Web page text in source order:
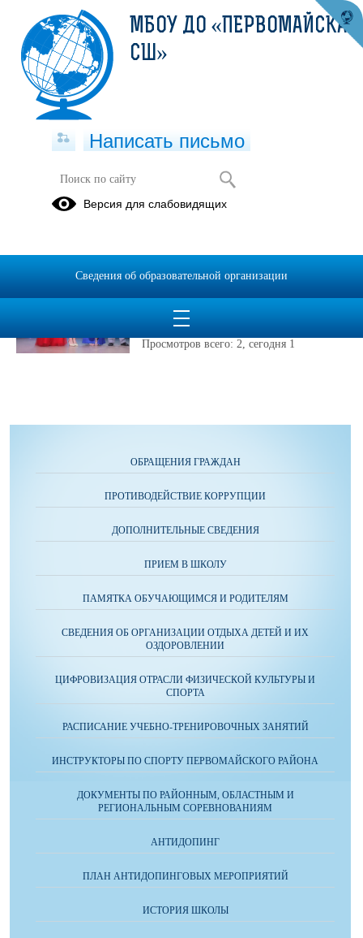
Публикации за Июнь 2026
Вручение золотых
знаков ГТО на
выпускном вечере
Просмотров всего: 2, сегодня 1
ОБРАЩЕНИЯ ГРАЖДАН
ПРОТИВОДЕЙСТВИЕ КОРРУПЦИИ
ДОПОЛНИТЕЛЬНЫЕ СВЕДЕНИЯ
ПРИЕМ В ШКОЛУ
ПАМЯТКА ОБУЧАЮЩИМСЯ И РОДИТЕЛЯМ
СВЕДЕНИЯ ОБ ОРГАНИЗАЦИИ ОТДЫХА ДЕТЕЙ И ИХ
ОЗДОРОВЛЕНИИ
ЦИФРОВИЗАЦИЯ ОТРАСЛИ ФИЗИЧЕСКОЙ КУЛЬТУРЫ И
СПОРТА
РАСПИСАНИЕ УЧЕБНО-ТРЕНИРОВОЧНЫХ ЗАНЯТИЙ
ИНСТРУКТОРЫ ПО СПОРТУ ПЕРВОМАЙСКОГО РАЙОНА
ДОКУМЕНТЫ ПО РАЙОННЫМ, ОБЛАСТНЫМ И
РЕГИОНАЛЬНЫМ СОРЕВНОВАНИЯМ
АНТИДОПИНГ
ПЛАН АНТИДОПИНГОВЫХ МЕРОПРИЯТИЙ
ИСТОРИЯ ШКОЛЫ
МБОУ ДО «ПЕРВОМАЙСКАЯ
СШ»
Написать письмо
Версия для слабовидящих
Сведения об образовательной организации